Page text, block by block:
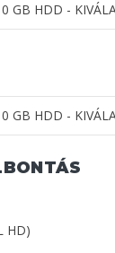
HD)